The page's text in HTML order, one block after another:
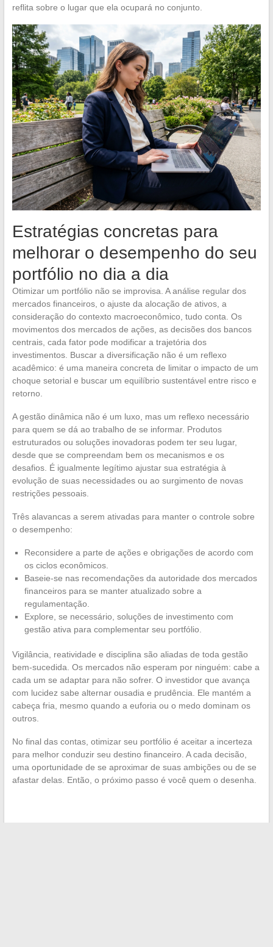
reflita sobre o lugar que ela ocupará no conjunto.
Estratégias concretas para
melhorar o desempenho do seu
portfólio no dia a dia
Otimizar um portfólio não se improvisa. A análise regular dos
mercados financeiros, o ajuste da alocação de ativos, a
consideração do contexto macroeconômico, tudo conta. Os
movimentos dos mercados de ações, as decisões dos bancos
centrais, cada fator pode modificar a trajetória dos
investimentos. Buscar a diversificação não é um reflexo
acadêmico: é uma maneira concreta de limitar o impacto de um
choque setorial e buscar um equilíbrio sustentável entre risco e
retorno.
A gestão dinâmica não é um luxo, mas um reflexo necessário
para quem se dá ao trabalho de se informar. Produtos
estruturados ou soluções inovadoras podem ter seu lugar,
desde que se compreendam bem os mecanismos e os
desafios. É igualmente legítimo ajustar sua estratégia à
evolução de suas necessidades ou ao surgimento de novas
restrições pessoais.
Três alavancas a serem ativadas para manter o controle sobre
o desempenho:
Reconsidere a parte de ações e obrigações de acordo com
os ciclos econômicos.
Baseie-se nas recomendações da autoridade dos mercados
financeiros para se manter atualizado sobre a
regulamentação.
Explore, se necessário, soluções de investimento com
gestão ativa para complementar seu portfólio.
Vigilância, reatividade e disciplina são aliadas de toda gestão
bem-sucedida. Os mercados não esperam por ninguém: cabe a
cada um se adaptar para não sofrer. O investidor que avança
com lucidez sabe alternar ousadia e prudência. Ele mantém a
cabeça fria, mesmo quando a euforia ou o medo dominam os
outros.
No final das contas, otimizar seu portfólio é aceitar a incerteza
para melhor conduzir seu destino financeiro. A cada decisão,
uma oportunidade de se aproximar de suas ambições ou de se
afastar delas. Então, o próximo passo é você quem o desenha.